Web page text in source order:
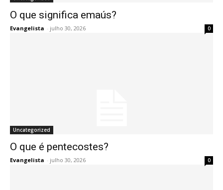
O que significa emaús?
Evangelista - julho 30, 2026 0
Uncategorized
O que é pentecostes?
Evangelista - julho 30, 2026 0